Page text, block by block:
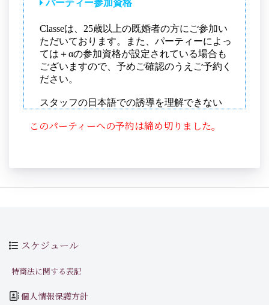
このパーティーへの予約は締め切りました。
スケジュール
特商法に関する表記
個人情報保護方針